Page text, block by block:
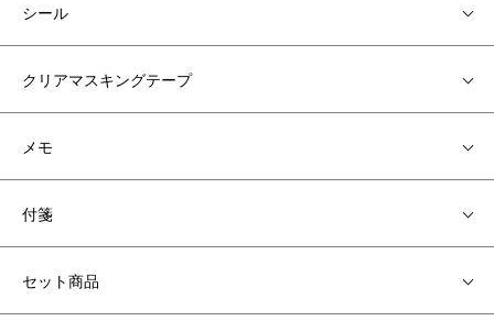
シール
クリアマスキングテープ
メモ
付箋
セット商品